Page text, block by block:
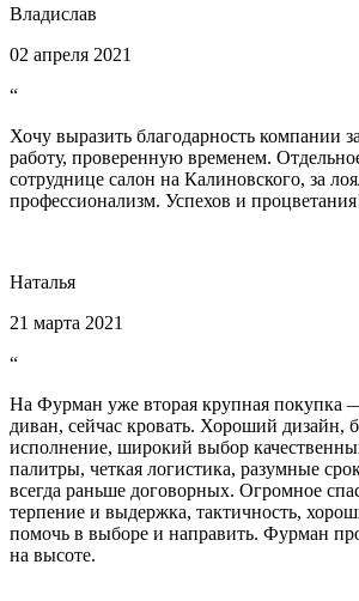
Владислав
02 апреля 2021
“
Хочу выразить благодарность компании
работу, проверенную временем.
сотруднице салон на Калиновского, за
профессионализм. Успехов и
Наталья
21 марта 2021
“
На Фурман уже вторая крупная покупка
диван, сейчас кровать. Хороший дизайн,
исполнение, широкий выбор
палитры, четкая логистика, разумные
всегда раньше договорных. Огромное
терпение и выдержка, тактичность,
помочь в выборе и направить. Фурман
на высоте.